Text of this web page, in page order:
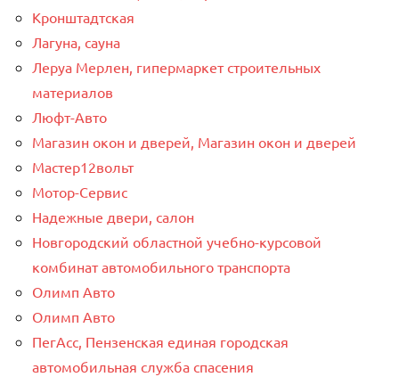
Кронштадтская
Лагуна, сауна
Леруа Мерлен, гипермаркет строительных
материалов
Люфт-Авто
Магазин окон и дверей, Магазин окон и дверей
Мастер12вольт
Мотор-Сервис
Надежные двери, салон
Новгородский областной учебно-курсовой
комбинат автомобильного транспорта
Олимп Авто
Олимп Авто
ПегАсс, Пензенская единая городская
автомобильная служба спасения